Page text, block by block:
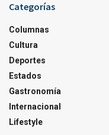
Categorías
Columnas
Cultura
Deportes
Estados
Gastronomía
Internacional
Lifestyle